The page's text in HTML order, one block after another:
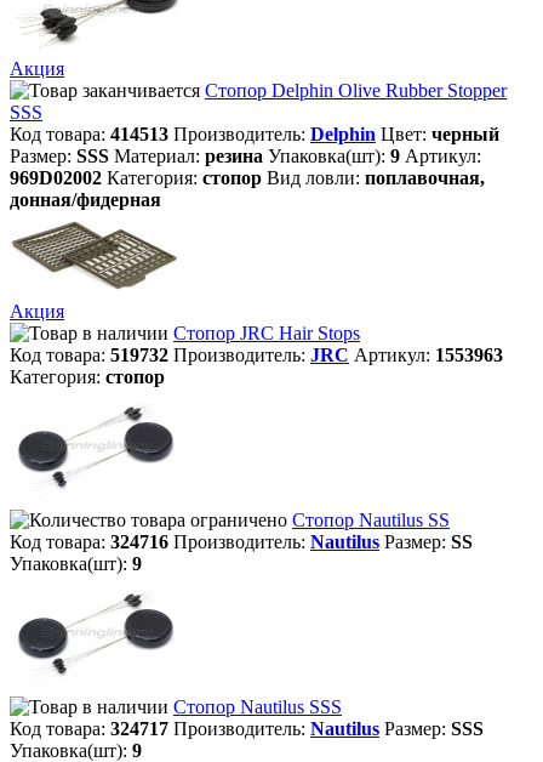
Акция
Стопор Delphin Olive Rubber Stopper
SSS
Код товара: 414513 Производитель: Delphin Цвет: черный
Размер: SSS Материал: резина Упаковка(шт): 9 Артикул:
969D02002 Категория: стопор Вид ловли: поплавочная,
донная/фидерная
Акция
Стопор JRC Hair Stops
Код товара: 519732 Производитель: JRC Артикул: 1553963
Категория: стопор
Стопор Nautilus SS
Код товара: 324716 Производитель: Nautilus Размер: SS
Упаковка(шт): 9
Стопор Nautilus SSS
Код товара: 324717 Производитель: Nautilus Размер: SSS
Упаковка(шт): 9